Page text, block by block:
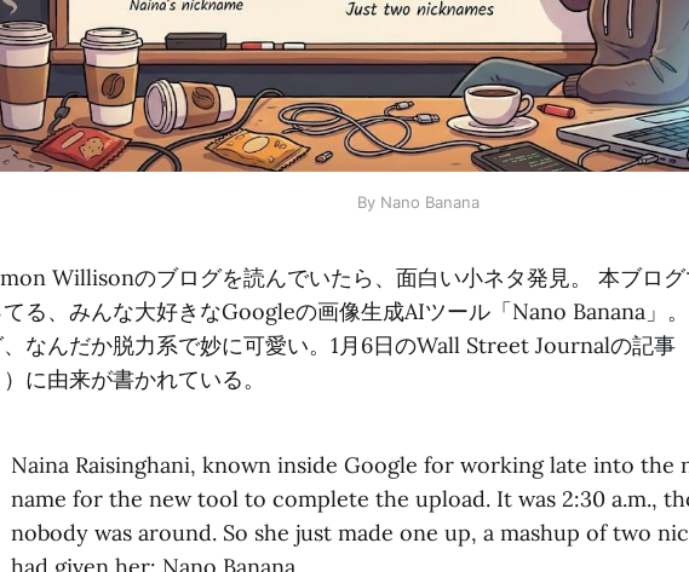
By Nano Banana
Willisonのブログを読んでいたら、面白い小ネタ発見。 本ブロ
てる、みんな大好きなGoogleの画像生成AIツール「Nano Banana」
、なんだか脱力系で妙に可愛い。1月6日のWall Street Journalの記事
に由来が書かれている。
Naina Raisinghani, known inside Google for working late into the
name for the new tool to complete the upload. It was 2:30 a.m.,
nobody was around. So she just made one up, a mashup of two